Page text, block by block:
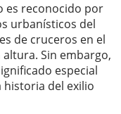
es reconocido por
urbanísticos del
de cruceros en el
Sin embargo,
especial
historia del exilio